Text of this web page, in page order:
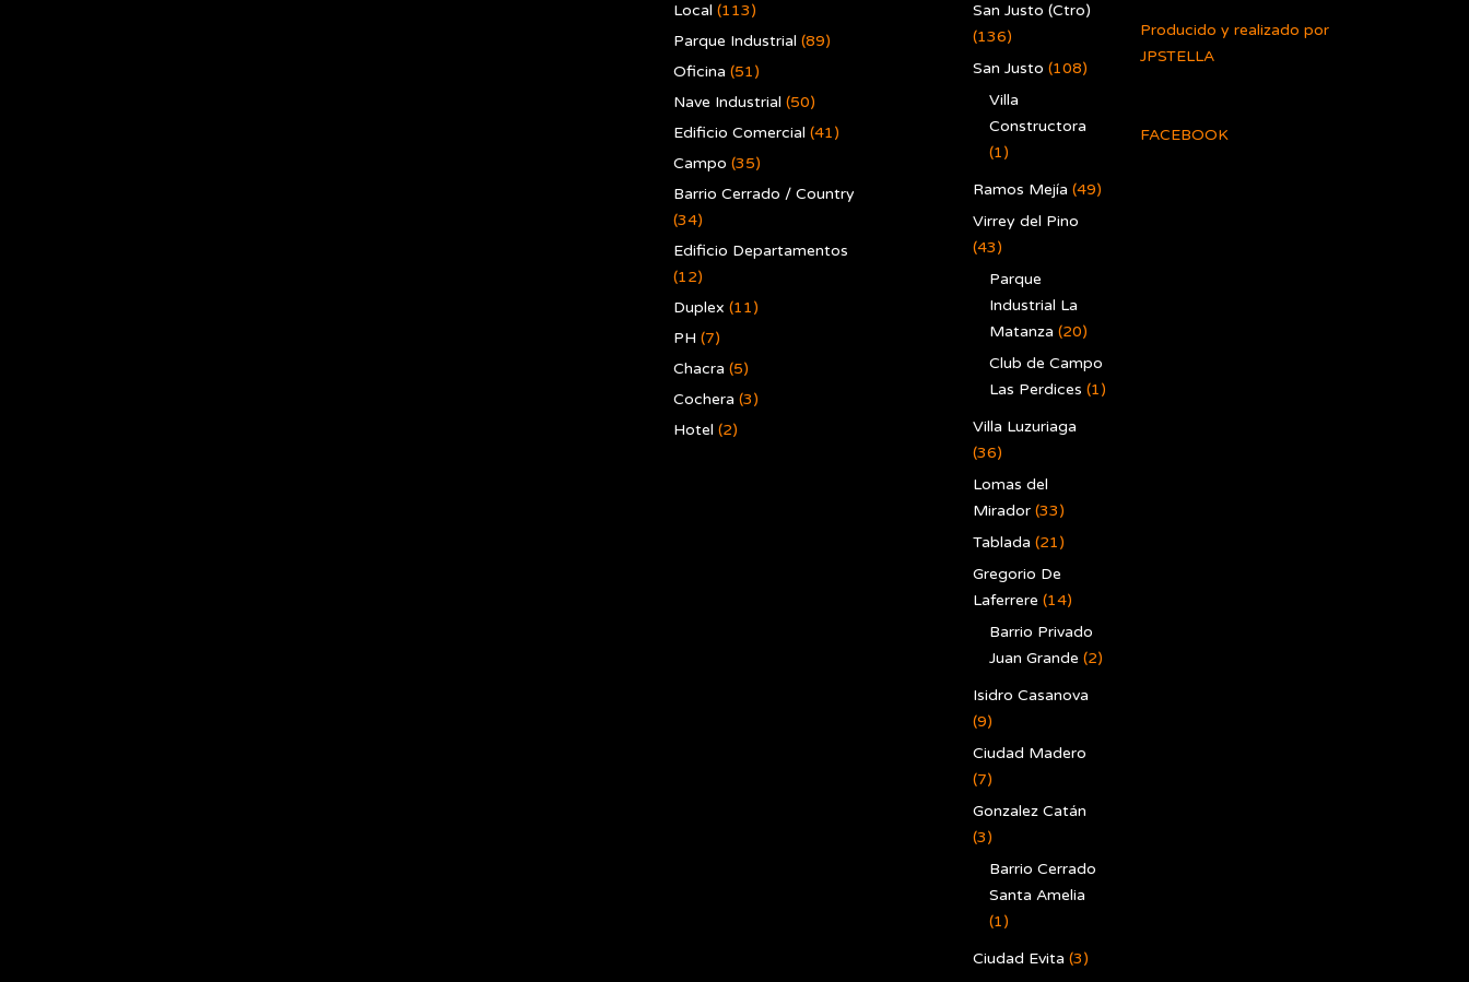
Local (113)
Parque Industrial (89)
Oficina (51)
Nave Industrial (50)
Edificio Comercial (41)
Campo (35)
Barrio Cerrado / Country
(34)
Edificio Departamentos
(12)
Duplex (11)
PH (7)
Chacra (5)
Cochera (3)
Hotel (2)
San Justo (Ctro)
(136)
San Justo (108)
Villa
Constructora
(1)
Ramos Mejía (49)
Virrey del Pino
(43)
Parque
Industrial La
Matanza (20)
Club de Campo
Las Perdices (1)
Villa Luzuriaga
(36)
Lomas del
Mirador(33)
Tablada (21)
Gregorio De
Laferrere (14)
Barrio Privado
Juan Grande (2)
Isidro Casanova
(9)
Ciudad Madero
(7)
Gonzalez Catán
(3)
Barrio Cerrado
Santa Amelia
(1)
Ciudad Evita (3)
Producido y realizado por
JPSTELLA
FACEBOOK